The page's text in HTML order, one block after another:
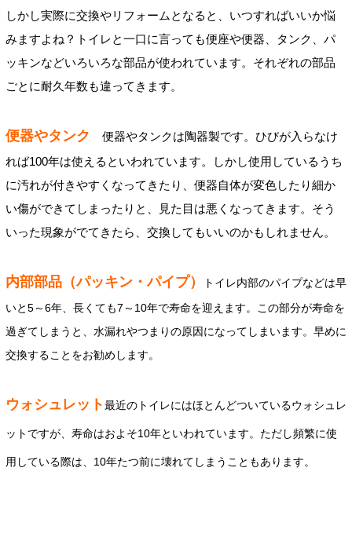
しかし実際に交換やリフォームとなると、いつすればいいか悩
みますよね？トイレと一口に言っても便座や便器、タンク、パ
ッキンなどいろいろな部品が使われています。それぞれの部品
ごとに耐久年数も違ってきます。
便器やタンク
便器やタンクは陶器製です。ひびが入らなけ
れば100年は使えるといわれています。しかし使用しているうち
に汚れが付きやすくなってきたり、便器自体が変色したり細か
い傷ができてしまったりと、見た目は悪くなってきます。そう
いった現象がでてきたら、交換してもいいのかもしれません。
内部部品（パッキン・パイプ）
トイレ内部のパイプなどは早
いと5～6年、長くても7～10年で寿命を迎えます。この部分が寿命を
過ぎてしまうと、水漏れやつまりの原因になってしまいます。早めに
交換することをお勧めします。
ウォシュレット最近のトイレにはほとんどついているウォシュレ
ットですが、寿命はおよそ10年といわれています。ただし頻繁に使
用している際は、10年たつ前に壊れてしまうこともあります。